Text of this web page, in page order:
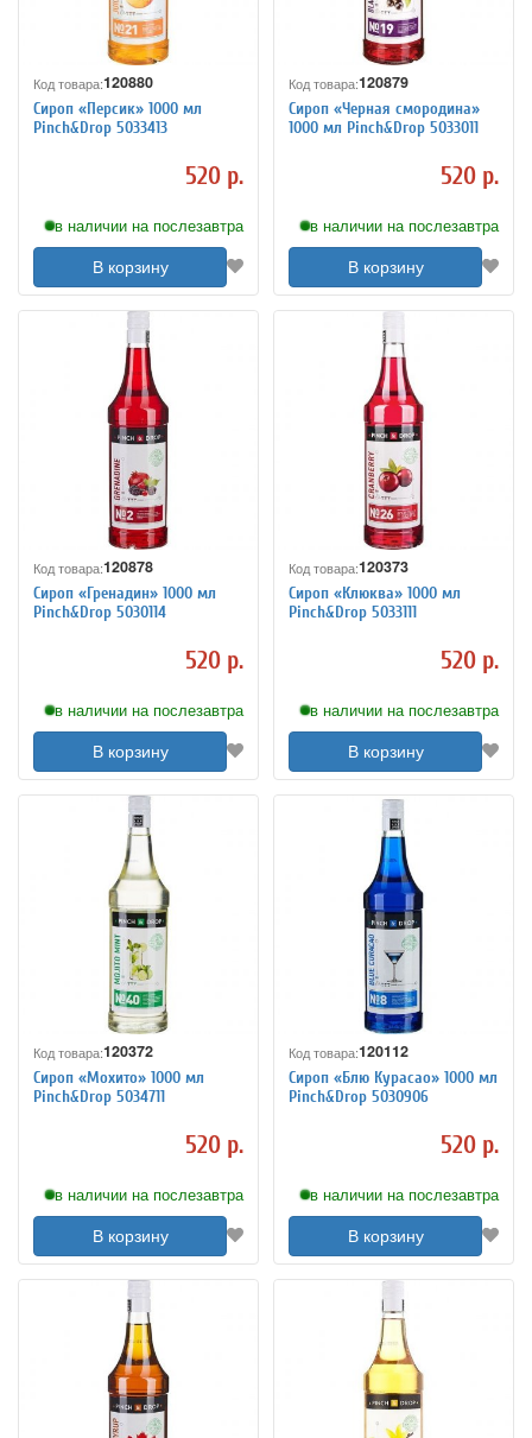
Код товара:120880
Сироп «Персик» 1000 мл
Pinch&Drop 5033413
520 р.
в наличии на послезавтра
В корзину
Код товара:120879
Сироп «Черная смородина»
1000 мл Pinch&Drop 5033011
520 р.
в наличии на послезавтра
В корзину
Код товара:120878
Сироп «Гренадин» 1000 мл
Pinch&Drop 5030114
520 р.
в наличии на послезавтра
В корзину
Код товара:120373
Сироп «Клюква» 1000 мл
Pinch&Drop 5033111
520 р.
в наличии на послезавтра
В корзину
Код товара:120372
Сироп «Мохито» 1000 мл
Pinch&Drop 5034711
520 р.
в наличии на послезавтра
В корзину
Код товара:120112
Сироп «Блю Курасао» 1000 мл
Pinch&Drop 5030906
520 р.
в наличии на послезавтра
В корзину